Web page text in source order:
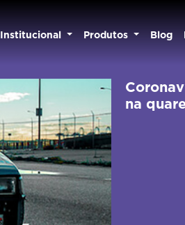
Institucional Produtos Blog
na